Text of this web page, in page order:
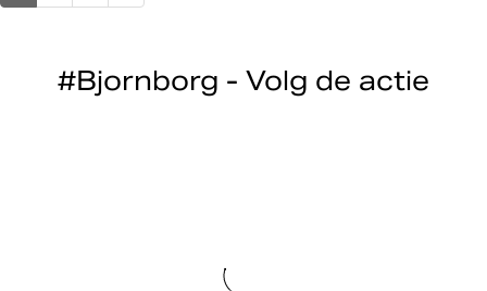
#Bjornborg - Volg de actie